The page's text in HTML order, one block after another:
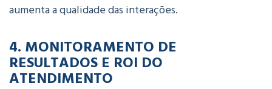
aumentaaqualidadedas interações.
4. MONITORAMENTO DE
RESULTADOS E ROI DO
ATENDIMENTO